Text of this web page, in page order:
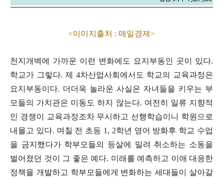
<이미지출처 : 매일경제>
천지개벽에 가까운 이런 변화에도 요지부동인 곳이 있다.
학교가 그렇다.제 4차산업사회에서도 학교의 교육과정은
요지부동이다. 더더욱 놀라운 사실은 자녀들을 키우는 부
모들의 가치관은 미동도 하지 않는다. 여전히 일류 지향적
인 경쟁이 교육과정조차 무시하고 선행학습이니 학원으로
내몰고 있다. 며칠 전 초등 1, 2학년 영어 방화후 학교 수업
을 금지했다가 학부모들의 등살에 밀려 취소하는 소동을
벌어졌던 것이 그 좋은 예다. 미래를 예측하고 이애 대응한
정책을 개발하고 학부모들에게 변화하는 세대들이 살아갈